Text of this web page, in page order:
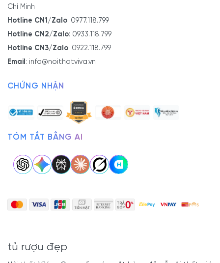
tủ rượu đẹp
Chí Minh
Hotline CN1/Zalo: 0977.118.799
Hotline CN2/Zalo: 0933.118.799
Hotline CN3/Zalo: 0922.118.799
Email : info@noithatviva.vn
CHỨNG NHẬN
TÓM TẮT BẰNG AI